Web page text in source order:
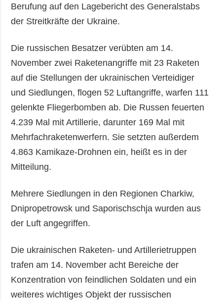
ZUSÄTZLICH
Veröffentlichungen
Interview
Fotos
Video
LEISTUNGEN
Fotobank
Berufung auf den Lagebericht des Generalstabs
der Streitkräfte der Ukraine.
Die russischen Besatzer verübten am 14.
November zwei Raketenangriffe mit 23 Raketen
auf die Stellungen der ukrainischen Verteidiger
und Siedlungen, flogen 52 Luftangriffe, warfen 111
gelenkte Fliegerbomben ab. Die Russen feuerten
4.239 Mal mit Artillerie, darunter 169 Mal mit
Mehrfachraketenwerfern. Sie setzten außerdem
4.863 Kamikaze-Drohnen ein, heißt es in der
Mitteilung.
Mehrere Siedlungen in den Regionen Charkiw,
Dnipropetrowsk und Saporischschja wurden aus
der Luft angegriffen.
Die ukrainischen Raketen- und Artillerietruppen
trafen am 14. November acht Bereiche der
Konzentration von feindlichen Soldaten und ein
weiteres wichtiges Objekt der russischen